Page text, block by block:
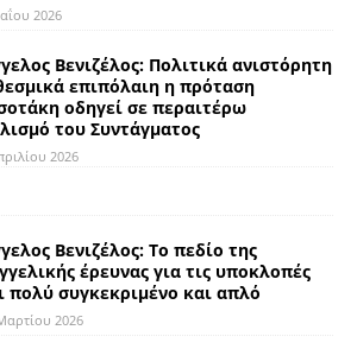
2026
Βενιζέλος: Πολιτικά ανιστόρητη
επιπόλαιη η πρόταση
οδηγεί σε περαιτέρω
του Συντάγματος
2026
Βενιζέλος: Το πεδίο της
έρευνας για τις υποκλοπές
πολύ συγκεκριμένο και απλό
2026